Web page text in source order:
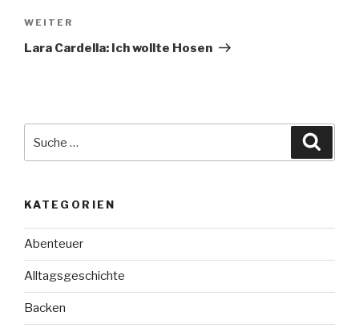
Nächster
Beitrag
WEITER
Lara Cardella: Ich wollte Hosen
nach:
KATEGORIEN
Abenteuer
Alltagsgeschichte
Backen